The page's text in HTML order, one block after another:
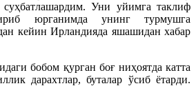
Уни уйимга таклиф
юрганимда унинг турмушга
кейин Ирландияда яшашидан хабар
бобом қурган боғ ни­ҳоятда катта
дарахтлар, бу­талар ўсиб ётарди.